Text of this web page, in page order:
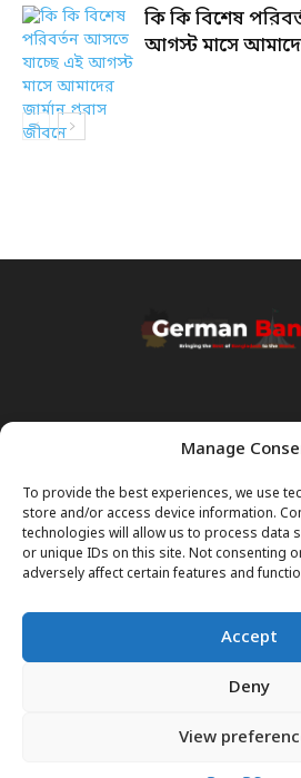
Manage
To provide the best experiences, we use
store and/or access device information.
technologies will allow us to process data
or unique IDs on this site. Not consenting
adversely affect certain features and
Accept
Deny
View
কি কি বিশেষ
আগস্ট মাসে
Transparency & Disclaimer:
Some content and images on this site are
assistance of Artificial Intelligence (AI).
can occasionally produce incorrect or
Please Note:The content on
professional advice. Always verify official
with government authorities before taking
আমাদের সম্পর্কে